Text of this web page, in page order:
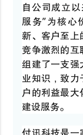
自公司成立
服务”为核心
新、客户至上
竞争激烈的互
组建了一支强
业知识，致力
户的利益最
建设服务。